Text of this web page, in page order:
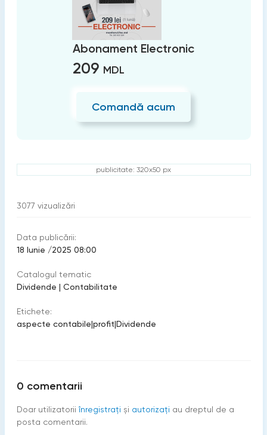
Abonament Electronic
209 MDL
Comandă acum
publicitate: 320x50 px
3077 vizualizări
Data publicării:
18 Iunie /2025 08:00
Catalogul tematic
Dividende | Contabilitate
Etichete:
aspecte contabile|profit|Dividende
0 comentarii
Doar utilizatorii înregistraţi şi autorizați au dreptul de a
posta comentarii.